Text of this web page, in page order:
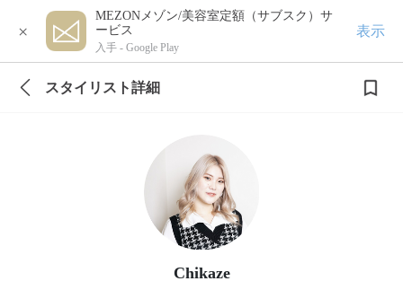
×
MEZONメゾン/美容室定額（サブスク）サ
ービス
入手 - Google Play
表示
スタイリスト詳細
Chikaze